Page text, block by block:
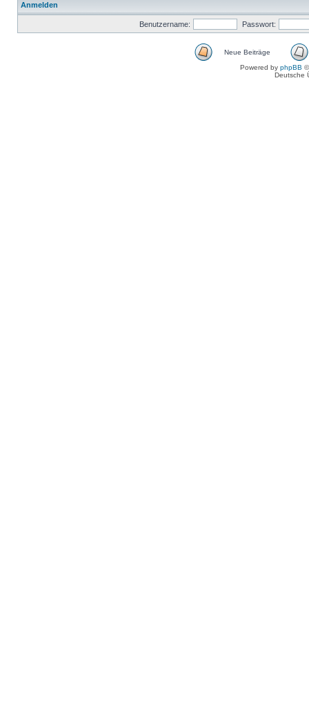
Anmelden
Benutzername: Passwort:
Neue Beiträge
Powered by phpBB
Deutsche